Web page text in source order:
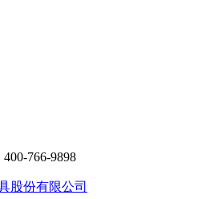
766-9898